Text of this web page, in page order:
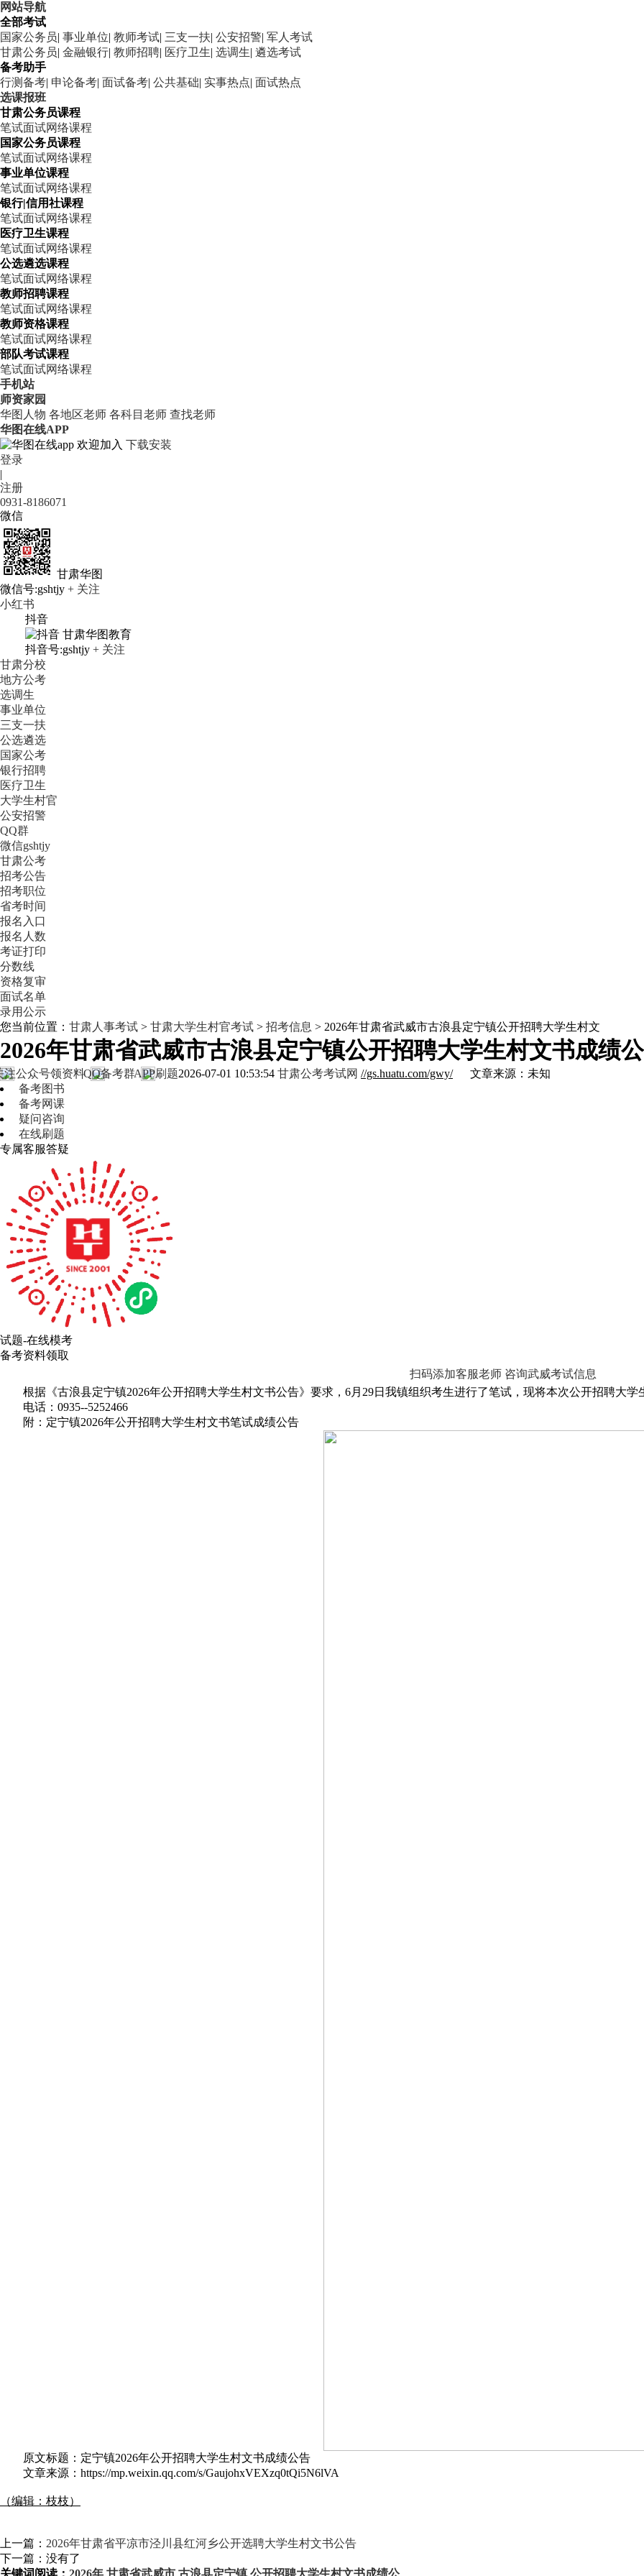
网站导航
全部考试
国家公务员| 事业单位| 教师考试| 三支一扶| 公安招警| 军人考试
甘肃公务员| 金融银行| 教师招聘| 医疗卫生| 选调生| 遴选考试
备考助手
行测备考| 申论备考| 面试备考| 公共基础| 实事热点| 面试热点
选课报班
甘肃公务员课程
笔试面试网络课程
国家公务员课程
笔试面试网络课程
事业单位课程
笔试面试网络课程
银行|信用社课程
笔试面试网络课程
医疗卫生课程
笔试面试网络课程
公选遴选课程
笔试面试网络课程
教师招聘课程
笔试面试网络课程
教师资格课程
笔试面试网络课程
部队考试课程
笔试面试网络课程
手机站
师资家园
华图人物 各地区老师 各科目老师 查找老师
华图在线APP
欢迎加入 下载安装
登录
|
注册
0931-8186071
微信
甘肃华图
微信号:gshtjy + 关注
小红书
抖音
甘肃华图教育
抖音号:gshtjy + 关注
甘肃分校
地方公考
选调生
事业单位
三支一扶
公选遴选
国家公考
银行招聘
医疗卫生
大学生村官
公安招警
QQ群
微信gshtjy
甘肃公考
招考公告
招考职位
省考时间
报名入口
报名人数
考证打印
分数线
资格复审
面试名单
录用公示
您当前位置： 甘肃人事考试 > 甘肃大学生村官考试 > 招考信息 > 2026年甘肃省武威市古浪县定宁镇公开招聘大学生村文
2026年甘肃省武威市古浪县定宁镇公开招聘大学生村文书成绩
2026-07-01 10:53:54 甘肃公考考试网 //gs.huatu.com/gwy/
注公众号领资料QQ备考群APP刷题
文章来源：未知
备考图书
备考网课
疑问咨询
在线刷题
专属客服答疑
试题-在线模考
备考资料领取
扫码添加客服老师 咨询武威考试信息
根据《古浪县定宁镇2026年公开招聘大学生村文书公告》要求，6月29日我镇组织考生进行了笔试，现将本次公开招聘大学
电话：0935--5252466
附：定宁镇2026年公开招聘大学生村文书笔试成绩公告
原文标题： 定宁镇2026年公开招聘大学生村文书成绩公告
文章来源：https://mp.weixin.qq.com/s/GaujohxVEXzq0tQi5N6lVA
（编辑：枝枝）
上一篇： 2026年甘肃省平凉市泾川县红河乡公开选聘大学生村文书公告
下一篇：没有了
关键词阅读： 2026年 甘肃省武威市 古浪县定宁镇 公开招聘大学生村文书成绩公